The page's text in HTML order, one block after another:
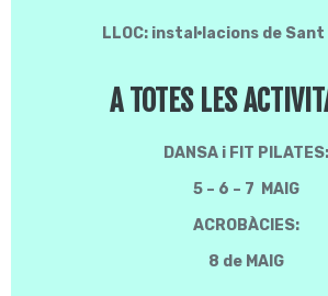
LLOC: instal·lacions de
A TOTES LES
DANSA i FIT PILATES:
5 – 6 – 7 MAIG
ACROBÀCIES:
8 de MAIG